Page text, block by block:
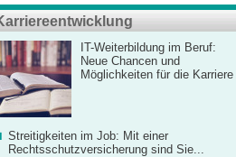
IT-Weiterbildung im Beruf:
Neue Chancen und
Möglichkeiten für die Karriere
Streitigkeiten im Job: Mit einer
Rechtsschutzversicherung sind Sie...